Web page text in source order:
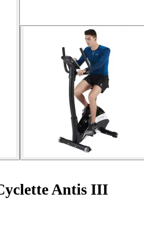
Antis III